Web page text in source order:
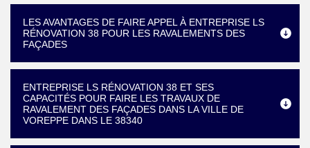
LES AVANTAGES DE FAIRE APPEL À ENTREPRISE LS
RÉNOVATION 38 POUR LES RAVALEMENTS DES
FAÇADES
ENTREPRISE LS RÉNOVATION 38 ET SES
CAPACITÉS POUR FAIRE LES TRAVAUX DE
RAVALEMENT DES FAÇADES DANS LA VILLE DE
VOREPPE DANS LE 38340